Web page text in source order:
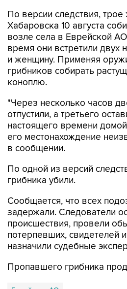
По версии следствия, трое
Хабаровска 10 августа
возле села в Еврейской
время они встретили двух
и женщину. Применяя
грибников собирать
коноплю.
"Через несколько часов
отпустили, а третьего
настоящего времени
его местонахождение
в сообщении.
По одной из версий
грибника убили.
Сообщается, что всех
задержали. Следователи
происшествия, провели
потерпевших, свидетелей
назначили судебные
Пропавшего грибника